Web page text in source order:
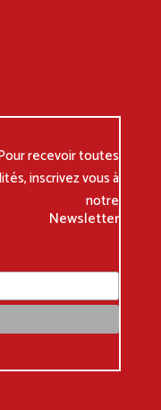
recevoir toutes
inscrivez vous à
notre
Newsletter